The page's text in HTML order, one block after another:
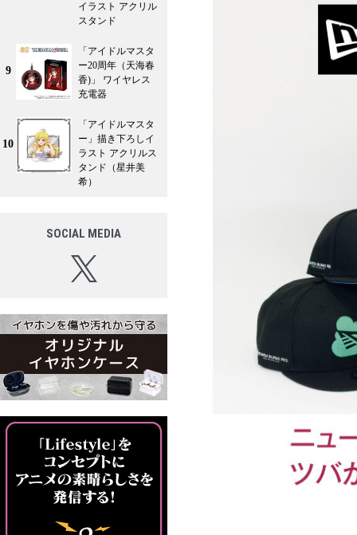
イラスト アクリル
スタンド
9
「アイドルマスタ
ー20周年（天海春
香)」 ワイヤレス
充電器
10
「アイドルマスタ
ー」描き下ろしイ
ラスト アクリルス
タンド（星井美
希）
SOCIAL MEDIA